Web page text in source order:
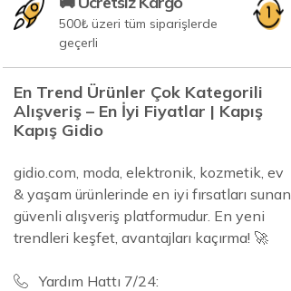
500₺ üzeri tüm siparişlerde
geçerli
En Trend Ürünler Çok Kategorili
Alışveriş – En İyi Fiyatlar | Kapış
Kapış Gidio
gidio.com, moda, elektronik, kozmetik, ev
& yaşam ürünlerinde en iyi fırsatları sunan
güvenli alışveriş platformudur. En yeni
trendleri keşfet, avantajları kaçırma! 🚀
Yardım Hattı 7/24: